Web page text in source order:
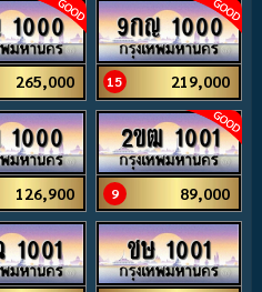
1000
265,000
9กญ 1000
15 219,000
1000
126,900
2ขฒ 1001
9 89,000
1001 ชษ 1001